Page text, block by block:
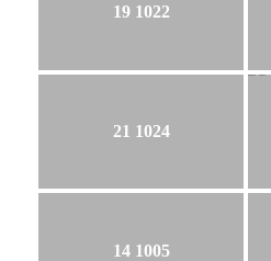
19 1022
21 1024
14 1005